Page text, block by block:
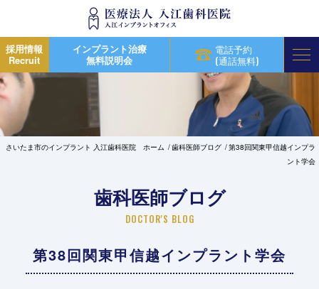
採用情報
Recruit
インプラント治療
無料説明会
電話予約
(通話無料)
さいたま市のインプラント 入江歯科医院 ホーム 歯科医師ブログ
第38回関東甲信越インプラ
ント学会
歯科医師ブログ
DOCTOR'S BLOG
第38回関東甲信越インプラント学会